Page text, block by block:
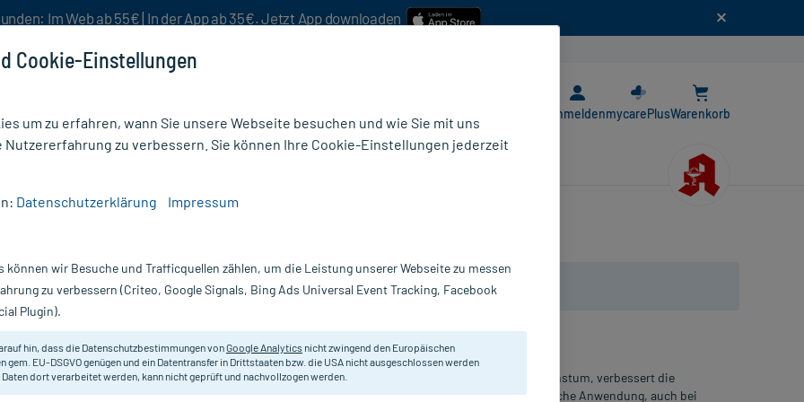
Im Web ab 55€ | In der App ab 35€. Jetzt App downloaden
AnmeldenmycarePlusWarenkorb
Nur für kurze Zeit:Gratis-Versand* ab 19€ Mindestbestellwert!
temporärem
Ducray
Shampoo gegen temporären Haarausfall. Aktiviert das Haarwachstum, verbessert die
Kopfhautdurchblutung für mehr Volumen. Geeignet für die tägliche Anwendung, auch bei
Cookie-Einstellungen
um zu erfahren, wann Sie unsere Webseite besuchen und wie Sie mit uns
Nutzererfahrung zu verbessern. Sie können Ihre Cookie-Einstellungen jederzeit
Datenschutzerklärung Impressum
können wir Besuche und Trafficquellen zählen, um die Leistung unserer Webseite zu messen
zu verbessern (Criteo, Google Signals, Bing Ads Universal Event Tracking, Facebook
Plugin).
hin, dass die Datenschutzbestimmungen vonGoogle Analytics nicht zwingend den Europäischen
gem. EU-DSGVO genügen und ein Datentransfer in Drittstaaten bzw. die USA nicht ausgeschlossen werden
Daten dort verarbeitet werden, kann nicht geprüft und nachvollzogen werden.